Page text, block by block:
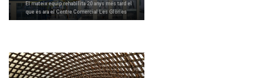
El mateix equip rehabilita 20 anys més tard el
que és ara el Centre Comercial Les Glòries